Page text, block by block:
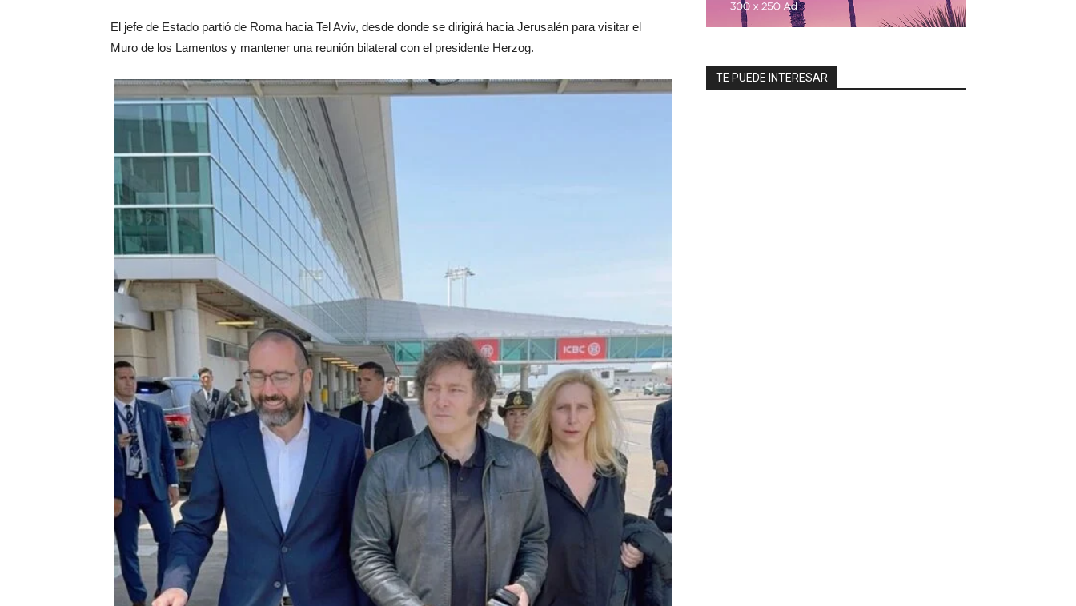
El jefe de Estado partió de Roma hacia Tel Aviv, desde donde se dirigirá hacia Jerusalén para visitar el
Muro de los Lamentos y mantener una reunión bilateral con el presidente Herzog.
TE PUEDE INTERESAR